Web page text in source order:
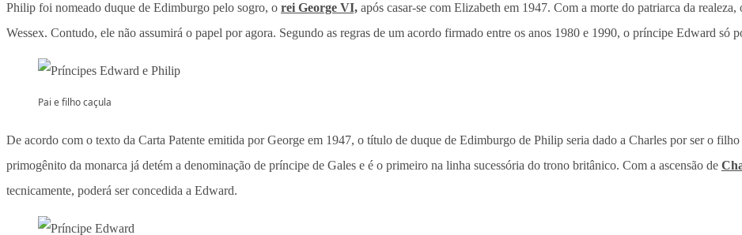
Philip foi nomeado duque de Edimburgo pelo sogro, o rei George VI, após casar-se com Elizabeth em 1947. Com a morte do patriarca da
Wessex. Contudo, ele não assumirá o papel por agora. Segundo as regras de um acordo firmado entre os anos 1980 e 1990, o príncipe Edward só
Pai e filho caçula
De acordo com o texto da Carta Patente emitida por George em 1947, o título de duque de Edimburgo de Philip seria dado a Charles por ser o
primogênito da monarca já detém a denominação de príncipe de Gales e é o primeiro na linha sucessória do trono britânico. Com a ascensão de
tecnicamente, poderá ser concedida a Edward.